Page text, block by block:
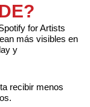
for Artists
más visibles en
y
recibir menos